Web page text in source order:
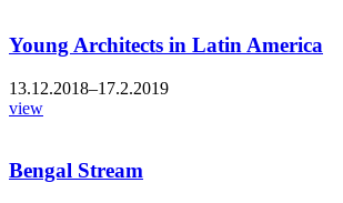
Young Architects in Latin America
13.12.2018–17.2.2019
view
Bengal Stream